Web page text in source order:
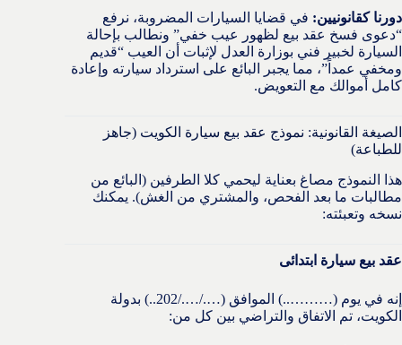
دورنا كقانونيين: في قضايا السيارات المضروبة، نرفع
“دعوى فسخ عقد بيع لظهور عيب خفي” ونطالب بإحالة
السيارة لخبير فني بوزارة العدل لإثبات أن العيب “قديم
ومخفي عمداً”، مما يجبر البائع على استرداد سيارته وإعادة
كامل أموالك مع التعويض.
الصيغة القانونية: نموذج عقد بيع سيارة الكويت (جاهز
للطباعة)
هذا النموذج مصاغ بعناية ليحمي كلا الطرفين (البائع من
مطالبات ما بعد الفحص، والمشتري من الغش). يمكنك
نسخه وتعبئته:
عقد بيع سيارة ابتدائى
إنه في يوم (………..) الموافق (…./…./202..) بدولة
الكويت، تم الاتفاق والتراضي بين كل من: